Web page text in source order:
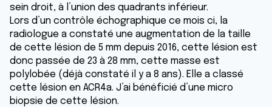
sein droit, à l’union des quadrants inférieur.
Lors d’un contrôle échographique ce mois ci, la
radiologue a constaté une augmentation de la taille
de cette lésion de 5 mm depuis 2016, cette lésion est
donc passée de 23 à 28 mm, cette masse est
polylobée (déjà constaté il y a 8 ans). Elle a classé
cette lésion en ACR4a. J’ai bénéficié d’une micro
biopsie de cette lésion.